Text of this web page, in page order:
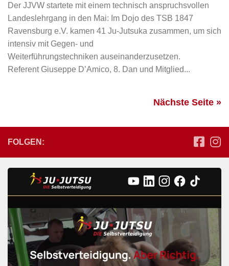
Der JJVW startete mit einem technisch anspruchsvollen
Landeslehrgang in den Mai: Im Dojo des TSB 1847
Ravensburg e.V. kamen 41 Ju-Jutsuka zusammen, um sich
intensiv mit Gegen- und
Weiterführungstechniken auseinanderzusetzen.
Referent Giuseppe D’Amico, 8. Dan und Mitglied...
Nächste Seite »
FOLGEN: